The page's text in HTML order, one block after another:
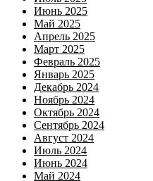
Июнь 2025
Май 2025
Апрель 2025
Март 2025
Февраль 2025
Январь 2025
Декабрь 2024
Ноябрь 2024
Октябрь 2024
Сентябрь 2024
Август 2024
Июль 2024
Июнь 2024
Май 2024